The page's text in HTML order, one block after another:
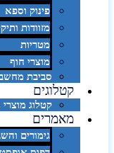
פינוק וספא
מזוודות
מטריות
מוצרי חוף
סביבת מחשב
קטלוגים
קטלוג מוצרי
מאמרים
גימורים